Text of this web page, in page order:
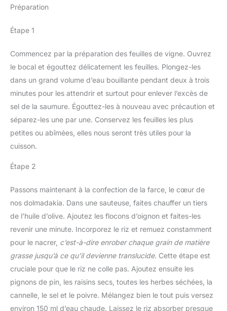
Préparation
Étape 1
Commencez par la préparation des feuilles de vigne. Ouvrez
le bocal et égouttez délicatement les feuilles. Plongez-les
dans un grand volume d’eau bouillante pendant deux à trois
minutes pour les attendrir et surtout pour enlever l’excès de
sel de la saumure. Égouttez-les à nouveau avec précaution et
séparez-les une par une. Conservez les feuilles les plus
petites ou abîmées, elles nous seront très utiles pour la
cuisson.
Étape 2
Passons maintenant à la confection de la farce, le cœur de
nos dolmadakia. Dans une sauteuse, faites chauffer un tiers
de l’huile d’olive. Ajoutez les flocons d’oignon et faites-les
revenir une minute. Incorporez le riz et remuez constamment
pour le nacrer, c’est-à-dire enrober chaque grain de matière
grasse jusqu’à ce qu’il devienne translucide. Cette étape est
cruciale pour que le riz ne colle pas. Ajoutez ensuite les
pignons de pin, les raisins secs, toutes les herbes séchées, la
cannelle, le sel et le poivre. Mélangez bien le tout puis versez
environ 150 ml d’eau chaude. Laissez le riz absorber presque